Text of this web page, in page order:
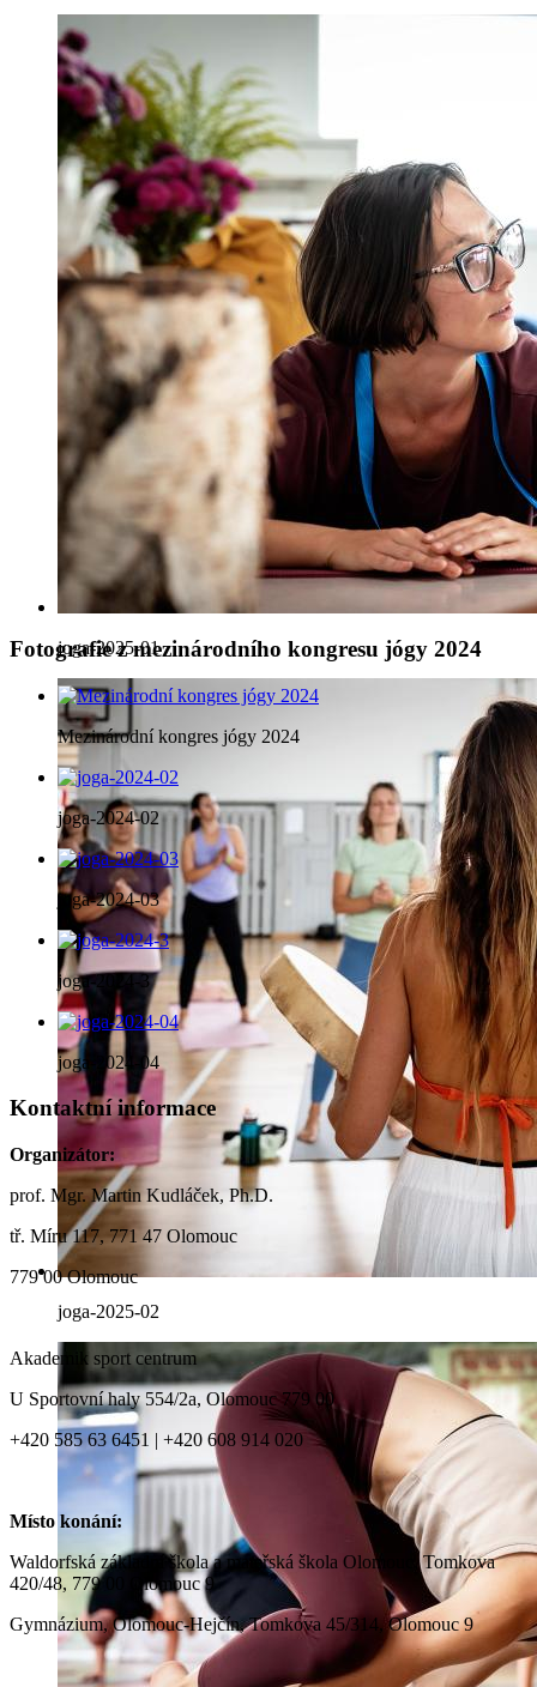
joga-2025-01
joga-2025-02
Fotografie z mezinárodního kongresu jógy 2024
Mezinárodní kongres jógy 2024
joga-2024-02
joga-2024-03
joga-2024-3
joga-2024-04
Kontaktní informace
Organizátor:
prof. Mgr. Martin Kudláček, Ph.D.
tř. Míru 117, 771 47 Olomouc
779 00 Olomouc
Akademik sport centrum
U Sportovní haly 554/2a, Olomouc 779 00
+420 585 63 6451 | +420 608 914 020
Místo konání:
Waldorfská základní škola a mateřská škola Olomouc, Tomkova
420/48, 779 00 Olomouc 9
Gymnázium, Olomouc-Hejčín, Tomkova 45/314, Olomouc 9